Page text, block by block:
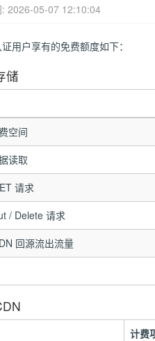
2026-05-07 12:10:04
用户享有的免费额度如下：
储
空间
读取
请求
/ Delete 请求
回源流出流量
计费